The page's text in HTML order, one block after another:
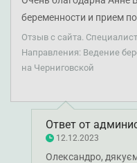
беременности я
но и позитив каждого
разграничивает, на чем
как правильно
моего прекрасного
неохотой идти к
мы с малышом под
беременности и прием
ответственный врач.
делаем и какие
слова для поддержки.
Отзыв с сайта.
Направления: Ведение
на Черниговской
Ответ от
12.12.2023
Олександро,